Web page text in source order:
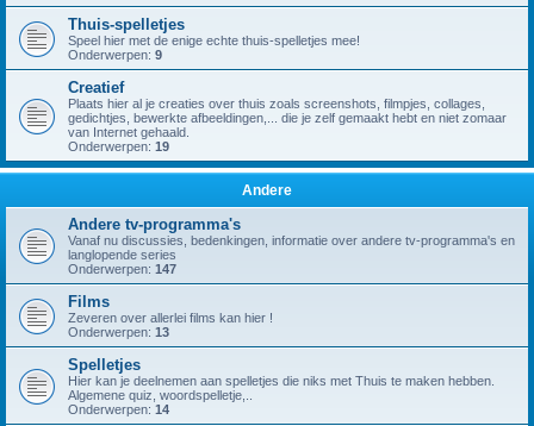
Thuis-spelletjes
Speel hier met de enige echte thuis-spelletjes mee!
Onderwerpen: 9
Creatief
Plaats hier al je creaties over thuis zoals screenshots, filmpjes, collages,
gedichtjes, bewerkte afbeeldingen,... die je zelf gemaakt hebt en niet zomaar
van Internet gehaald.
Onderwerpen: 19
Andere
Andere tv-programma's
Vanaf nu discussies, bedenkingen, informatie over andere tv-programma's en
langlopende series
Onderwerpen: 147
Films
Zeveren over allerlei films kan hier !
Onderwerpen: 13
Spelletjes
Hier kan je deelnemen aan spelletjes die niks met Thuis te maken hebben.
Algemene quiz, woordspelletje,..
Onderwerpen: 14